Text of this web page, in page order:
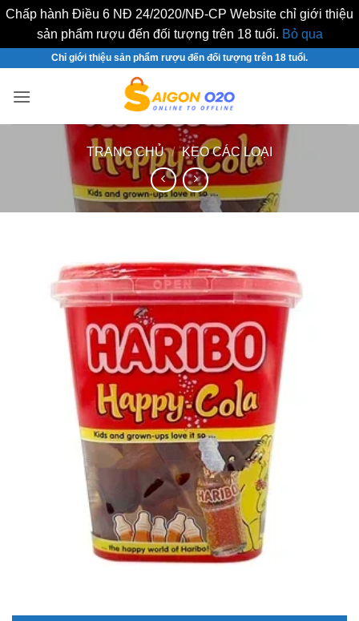
Chấp hành Điều 6 NĐ 24/2020/NĐ-CP Website chỉ giới thiệu
sản phẩm rượu đến đối tượng trên 18 tuổi. Bỏ qua
nội
Chỉ giới thiệu sản phẩm rượu đến đối tượng trên 18 tuổi.
TRANG CHỦ / KẸO CÁC LOẠI